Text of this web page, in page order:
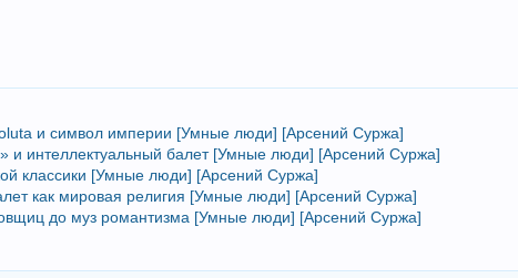
и символ империи [Умные люди] [Арсений Суржа]
и интеллектуальный балет [Умные люди] [Арсений Суржа]
классики [Умные люди] [Арсений Суржа]
как мировая религия [Умные люди] [Арсений Суржа]
до муз романтизма [Умные люди] [Арсений Суржа]